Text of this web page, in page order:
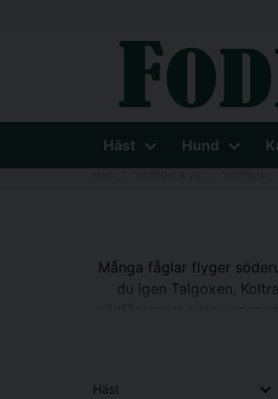
Häst Hund
Många fåglar flyger
du igen Talgoxen,
Häst